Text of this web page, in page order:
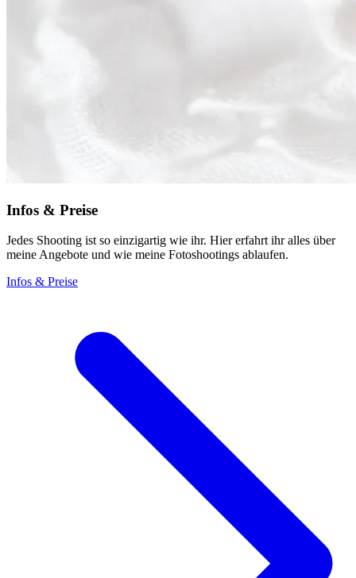
Infos & Preise
Jedes Shooting ist so einzigartig wie ihr. Hier erfahrt ihr alles über
meine Angebote und wie meine Fotoshootings ablaufen.
Infos & Preise